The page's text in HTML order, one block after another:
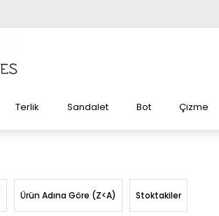
Terlik Sandalet Bot Çizme
Ürün Adına Göre (Z<A) Stoktakiler